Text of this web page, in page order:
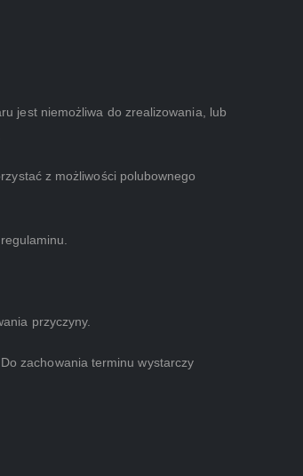
jest niemożliwa do zrealizowania, lub
z możliwości polubownego
przyczyny.
zachowania terminu wystarczy